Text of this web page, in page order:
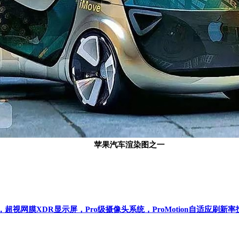
苹果汽车渲染图之一
超视网膜XDR显示屏，Pro级摄像头系统，ProMotion自适应刷新率